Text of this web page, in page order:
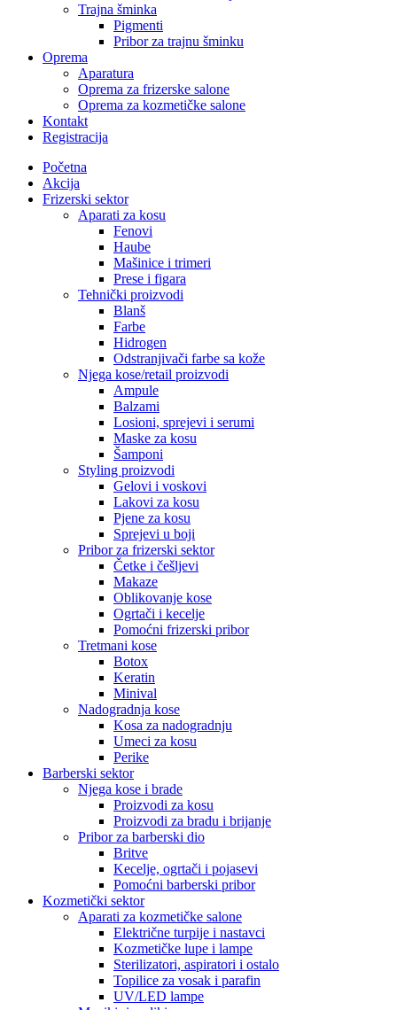
Trajna šminka
Pigmenti
Pribor za trajnu šminku
Oprema
Aparatura
Oprema za frizerske salone
Oprema za kozmetičke salone
Kontakt
Registracija
Početna
Akcija
Frizerski sektor
Aparati za kosu
Fenovi
Haube
Mašinice i trimeri
Prese i figara
Tehnički proizvodi
Blanš
Farbe
Hidrogen
Odstranjivači farbe sa kože
Njega kose/retail proizvodi
Ampule
Balzami
Losioni, sprejevi i serumi
Maske za kosu
Šamponi
Styling proizvodi
Gelovi i voskovi
Lakovi za kosu
Pjene za kosu
Sprejevi u boji
Pribor za frizerski sektor
Četke i češljevi
Makaze
Oblikovanje kose
Ogrtači i kecelje
Pomoćni frizerski pribor
Tretmani kose
Botox
Keratin
Minival
Nadogradnja kose
Kosa za nadogradnju
Umeci za kosu
Perike
Barberski sektor
Njega kose i brade
Proizvodi za kosu
Proizvodi za bradu i brijanje
Pribor za barberski dio
Britve
Kecelje, ogrtači i pojasevi
Pomoćni barberski pribor
Kozmetički sektor
Aparati za kozmetičke salone
Električne turpije i nastavci
Kozmetičke lupe i lampe
Sterilizatori, aspiratori i ostalo
Topilice za vosak i parafin
UV/LED lampe